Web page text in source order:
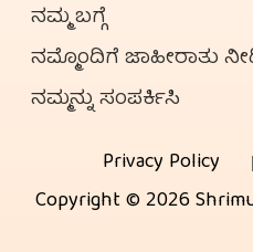
ನಮ್ಮ ಬಗ್ಗೆ
ನಮ್ಮೊಂದಿಗೆ ಜಾಹೀರಾತು
ನಮ್ಮನ್ನು ಸಂಪರ್ಕಿಸಿ
Privacy Policy
Copyright © 2026